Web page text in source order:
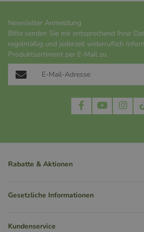
Newsletter Anmeldung
Bitte senden Sie mir entsprechend Ihrer
regelmäßig und jederzeit widerruflich
Produktsortiment per E-Mail zu.
Rabatte & Aktionen
Gesetzliche Informationen
Kundenservice